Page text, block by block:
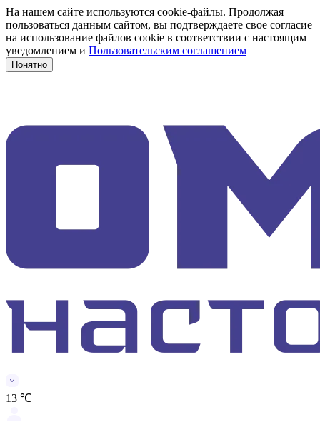
На нашем сайте используются cookie-файлы. Продолжая
пользоваться данным сайтом, вы подтверждаете свое согласие
на использование файлов cookie в соответствии с настоящим
уведомлением и Пользовательским соглашением
Понятно
13 ℃